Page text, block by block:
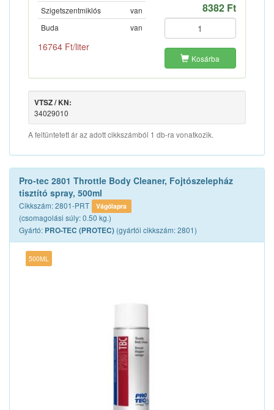
Szigetszentmiklós
van
Buda
van
16764 Ft/liter
8382 Ft
Kosárba
VTSZ / KN:
34029010
A feltüntetett ár az adott cikkszámból 1 db-ra vonatkozik.
Pro-tec 2801 Throttle Body Cleaner, Fojtószelepház
tisztító spray, 500ml
Cikkszám: 2801-PRT Vágólapra
(csomagolási súly: 0.50 kg.)
Gyártó: PRO-TEC (PROTEC) (gyártói cikkszám: 2801)
500ML